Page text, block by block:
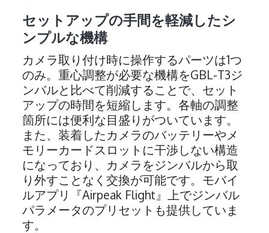
セットアップの手間を軽減したシ
ンプルな機構
カメラ取り付け時に操作するパーツは1つ
のみ。重心調整が必要な機構をGBL-T3ジ
ンバルと比べて削減することで、セット
アップの時間を短縮します。各軸の調整
箇所には便利な目盛りがついています。
また、装着したカメラのバッテリーやメ
モリーカードスロットに干渉しない構造
になっており、カメラをジンバルから取
り外すことなく交換が可能です。モバイ
ルアプリ『Airpeak Flight』上でジンバル
パラメータのプリセットも提供していま
す。